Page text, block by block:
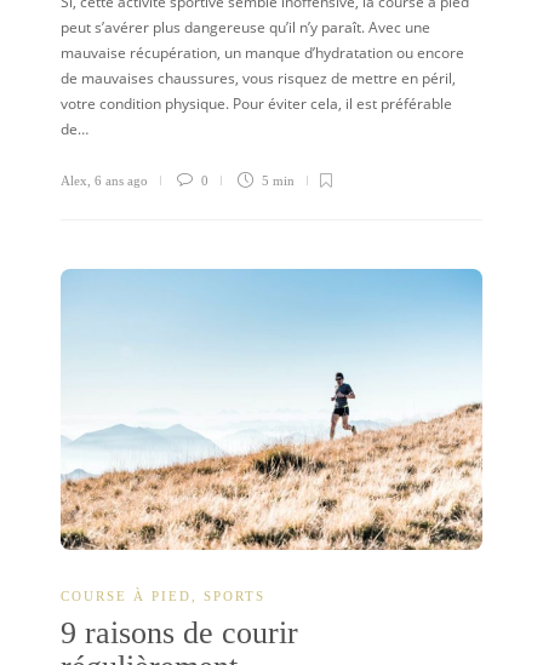
peut s’avérer plus dangereuse qu’il n’y paraît. Avec une
mauvaise récupération, un manque d’hydratation ou encore
de mauvaises chaussures, vous risquez de mettre en péril,
votre condition physique. Pour éviter cela, il est préférable
de…
Alex 6 ans ago 0 5 min
COURSE À PIED SPORTS
9 raisons de courir